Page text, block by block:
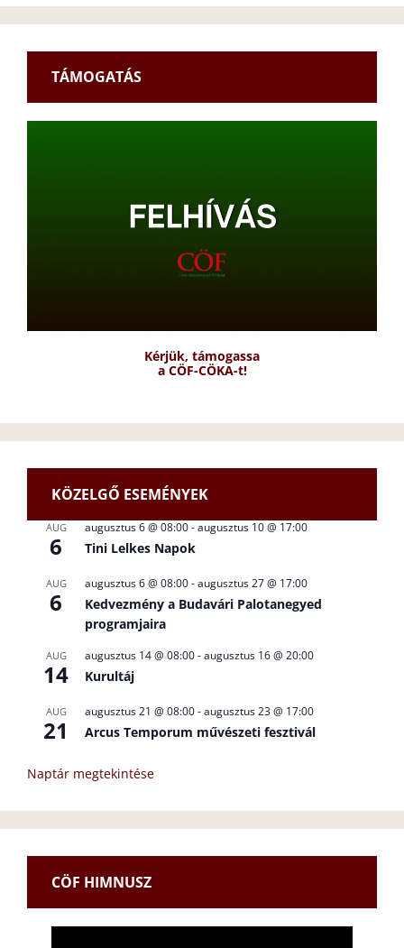
TÁMOGATÁS
Kérjük, támogassa
a CÖF-CÖKA-t!
KÖZELGŐ ESEMÉNYEK
AUG
6
augusztus 6 @ 08:00-augusztus 10 @ 17:00
Tini Lelkes Napok
AUG
6
augusztus 6 @ 08:00-augusztus 27 @ 17:00
Kedvezmény a Budavári Palotanegyed
programjaira
AUG
14
augusztus 14 @ 08:00-augusztus 16 @ 20:00
Kurultáj
AUG
21
augusztus 21 @ 08:00-augusztus 23 @ 17:00
Arcus Temporum művészeti fesztivál
Naptár megtekintése
CÖF HIMNUSZ